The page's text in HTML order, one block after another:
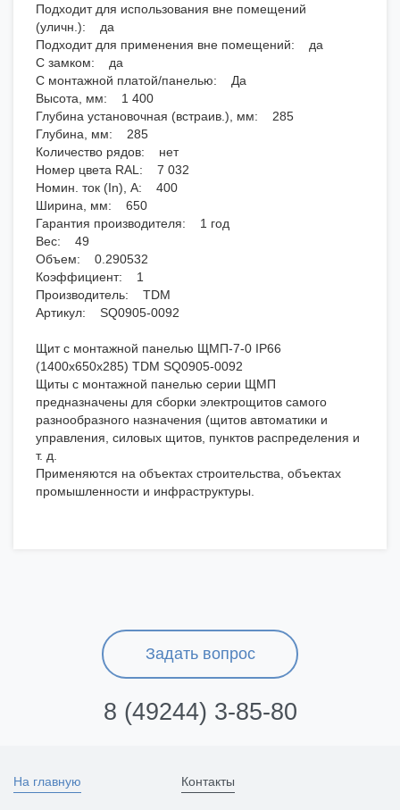
Подходит для использования вне помещений
(уличн.): да
Подходит для применения вне помещений: да
С замком: да
С монтажной платой/панелью: Да
Высота, мм: 1 400
Глубина установочная (встраив.), мм: 285
Глубина, мм: 285
Количество рядов: нет
Номер цвета RAL: 7 032
Номин. ток (In), А: 400
Ширина, мм: 650
Гарантия производителя: 1 год
Вес: 49
Объем: 0.290532
Коэффициент: 1
Производитель: TDM
Артикул: SQ0905-0092
Щит с монтажной панелью ЩМП-7-0 IP66
(1400х650х285) TDM SQ0905-0092
Щиты с монтажной панелью серии ЩМП
предназначены для сборки электрощитов самого
разнообразного назначения (щитов автоматики и
управления, силовых щитов, пунктов распределения и
т. д.
Применяются на объектах строительства, объектах
промышленности и инфраструктуры.
Задать вопрос
8 (49244) 3-85-80
На главную Контакты